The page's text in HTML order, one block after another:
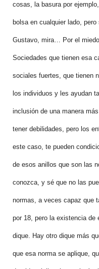
cosas, la basura por
bolsa en cualquier lado,
Gustavo, mira… Por el
Sociedades que tienen esa
sociales fuertes, que tienen
los individuos y les ayudan
inclusión de una manera
tener debilidades, pero los
este caso, te pueden
de esos anillos que son las
conozca, y sé que no las
normas, a veces capaz que
por 18, pero la existencia de
dique. Hay otro dique más
que esa norma se aplique,